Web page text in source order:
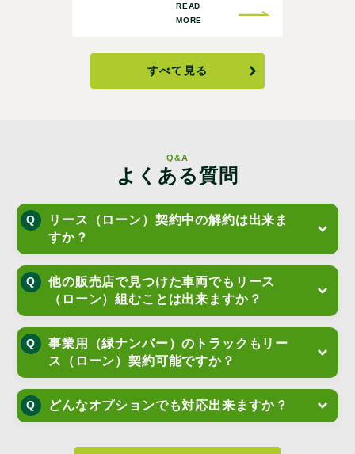
READ
MORE
すべて見る
Q&A
よくある質問
リース（ローン）契約中の解約は出来ま
すか？
他の販売店で見つけた車両でもリース
（ローン）組むことは出来ますか？
事業用（緑ナンバー）のトラックもリー
ス（ローン）契約可能ですか？
どんなオプションでも対応出来ますか？